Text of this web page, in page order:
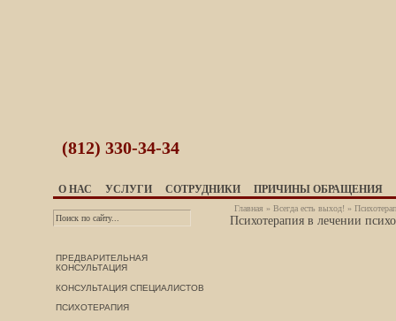
(812) 330-34-34
О НАС УСЛУГИ СОТРУДНИКИ ПРИЧИНЫ ОБРАЩЕНИЯ
ПРЕДВАРИТЕЛЬНАЯ
КОНСУЛЬТАЦИЯ
КОНСУЛЬТАЦИЯ СПЕЦИАЛИСТОВ
ПСИХОТЕРАПИЯ
Главная » Всегда есть выход! »
Психотерапия в лечении